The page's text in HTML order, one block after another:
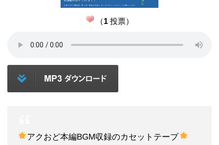
（1投票）
アクおど本編BGM収録のカセットテープ